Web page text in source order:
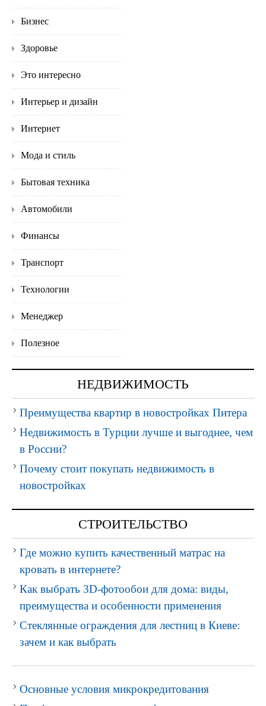
Бизнес
Здоровье
Это интересно
Интерьер и дизайн
Интернет
Мода и стиль
Бытовая техника
Автомобили
Финансы
Транспорт
Технологии
Менеджер
Полезное
НЕДВИЖИМОСТЬ
Преимущества квартир в новостройках Питера
Недвижимость в Турции лучше и выгоднее, чем
в России?
Почему стоит покупать недвижимость в
новостройках
СТРОИТЕЛЬСТВО
Где можно купить качественный матрас на
кровать в интернете?
Как выбрать 3D-фотообои для дома: виды,
преимущества и особенности применения
Стеклянные ограждения для лестниц в Киеве:
зачем и как выбрать
Основные условия микрокредитования